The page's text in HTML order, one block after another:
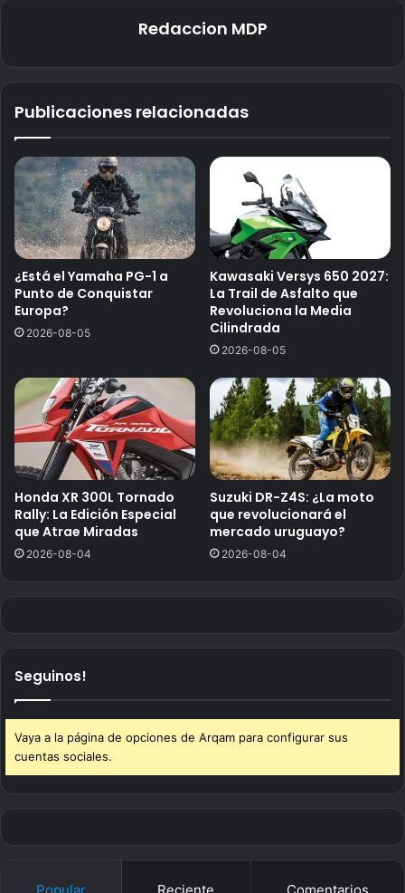
Redaccion MDP
Publicaciones relacionadas
¿Está el Yamaha PG-1 a
Punto de Conquistar
Europa?
2026-08-05
Kawasaki Versys 650 2027:
La Trail de Asfalto que
Revoluciona la Media
Cilindrada
2026-08-05
Honda XR 300L Tornado
Rally: La Edición Especial
que Atrae Miradas
2026-08-04
Suzuki DR-Z4S: ¿La moto
que revolucionará el
mercado uruguayo?
2026-08-04
Seguinos!
Vaya a la página de opciones de Arqam para configurar sus
cuentas sociales.